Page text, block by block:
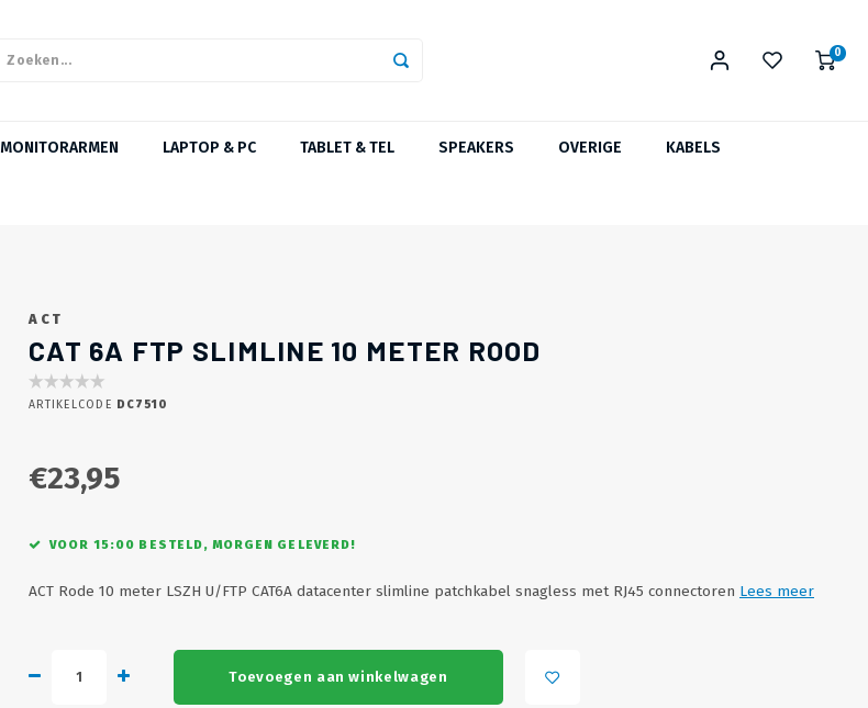
0
MONITORARMEN LAPTOP & PC TABLET & TEL SPEAKERS OVERIGE KABELS
ACT
CAT 6A FTP SLIMLINE 10 METER ROOD
ARTIKELCODE DC7510
€23,95
VOOR 15:00 BESTELD, MORGEN GELEVERD!
ACT Rode 10 meter LSZH U/FTP CAT6A datacenter slimline patchkabel snagless met RJ45 connectoren Lees meer
Toevoegen aan winkelwagen